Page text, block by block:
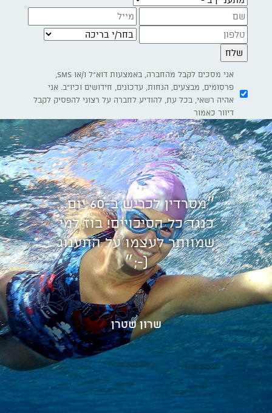
בחר/י בריכה
פרסומים, מבצעים, הנחות, עדכונים, חידושים וכיו"ב. אני
אהיה רשאי, בכל עת, להודיע לחברה על רצוני להפסיק לקבל
דיוור כאמור
״מסרדין לכריש ב-60 יום...
כנגד כל הסיכויים! בוז למי
שמוותר לעצמו על התענוג
(-;״
שרון שטרן